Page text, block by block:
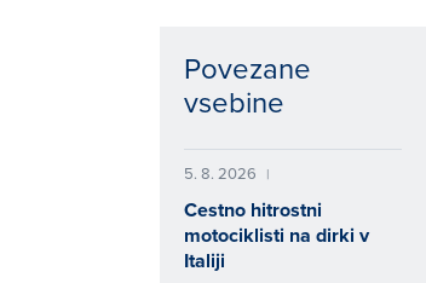
Povezane
vsebine
5. 8. 2026 |
Cestno hitrostni
motociklisti na dirki v
Italiji